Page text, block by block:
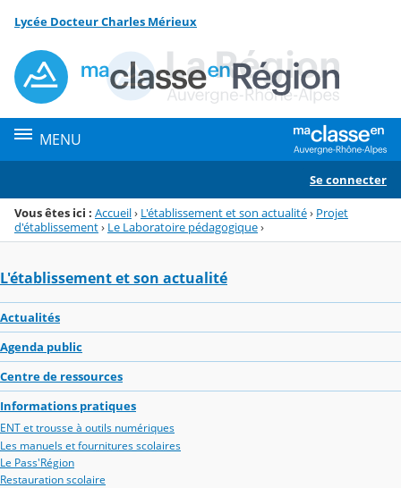
Menu de la rubrique
Contenu
Lycée Docteur Charles Mérieux
MENU
Se connecter
Vous êtes ici : Accueil› L'établissement et son actualité› Projet
d'établissement› Le Laboratoire pédagogique›
L'établissement et son actualité
Actualités
Agenda public
Centre de ressources
Informations pratiques
ENT et trousse à outils numériques
Les manuels et fournitures scolaires
Le Pass'Région
Restauration scolaire